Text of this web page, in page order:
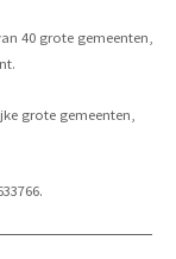
40 grote gemeenten,
grote gemeenten,